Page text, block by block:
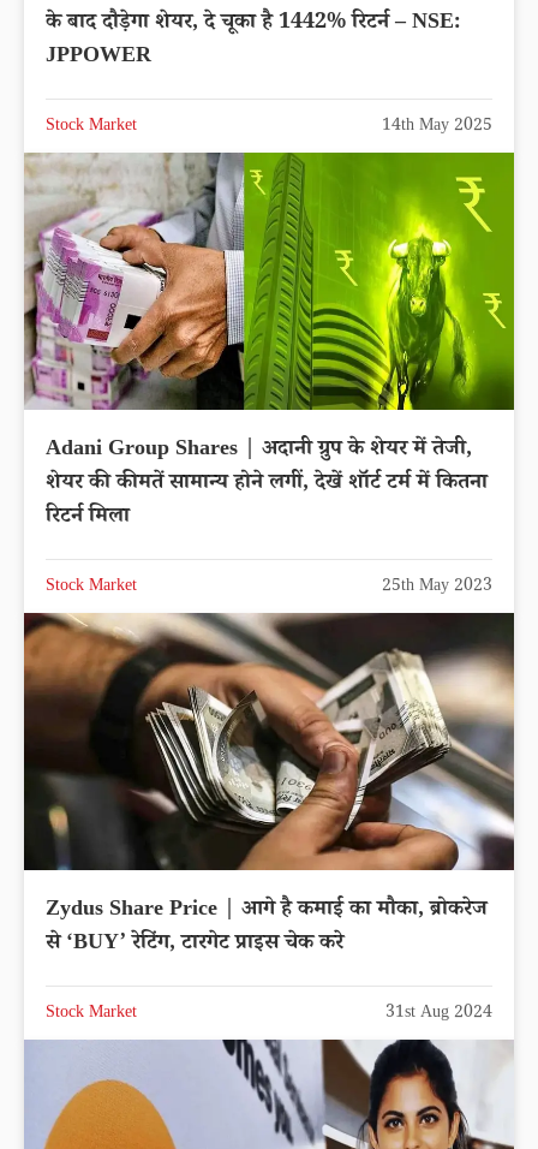
के बाद दौड़ेगा शेयर, दे चूका है 1442% रिटर्न – NSE:
JPPOWER
Stock Market 14th May 2025
Adani Group Shares | अदानी ग्रुप के शेयर में तेजी,
शेयर की कीमतें सामान्य होने लगीं, देखें शॉर्ट टर्म में कितना
रिटर्न मिला
Stock Market 25th May 2023
Zydus Share Price | आगे है कमाई का मौका, ब्रोकरेज
से ‘BUY’ रेटिंग, टारगेट प्राइस चेक करे
Stock Market 31st Aug 2024